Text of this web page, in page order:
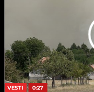
VESTI 0:27